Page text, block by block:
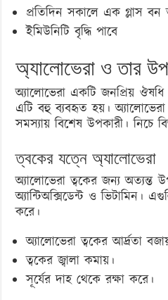
প্রতিদিন সকালে এক গ্লাস বন
ইমিউনিটি বৃদ্ধি পাবে
অ্যালোভেরা ও তার
অ্যালোভেরা একটি জনপ্রিয়
এটি বহু ব্যবহৃত হয়।
সমস্যায় বিশেষ উপকারী। নিচে
ত্বকের যত্নে অ্যালোভেরা
অ্যালোভেরা ত্বকের জন্য অত্যন্ত
অ্যান্টিঅক্সিডেন্ট ও ভিটামিন।
করে।
অ্যালোভেরা ত্বকের আর্দ্রতা
ত্বকের জ্বালা কমায়।
সূর্যের দাহ থেকে রক্ষা করে।